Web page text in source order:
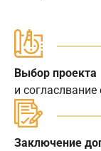
Выбор проекта
и
Заключение